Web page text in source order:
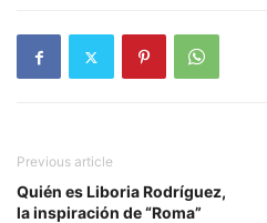
Previous article
Quién es Liboria Rodríguez,
la inspiración de “Roma”